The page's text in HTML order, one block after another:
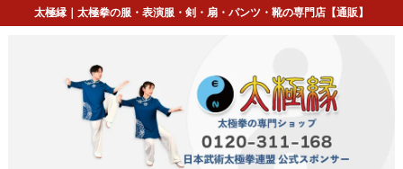
太極縁｜太極拳の服・表演服・剣・扇・パンツ・靴の専門店【通販】